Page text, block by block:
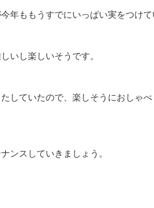
年ももうすでにいっぱい実をつけて
いし楽しいそうです。
していたので、楽しそうにおしゃ
ンスしていきましょう。